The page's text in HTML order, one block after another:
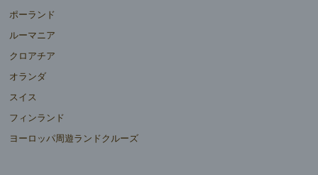
ポーランド
ルーマニア
クロアチア
オランダ
スイス
フィンランド
ヨーロッパ周遊ランドクルーズ